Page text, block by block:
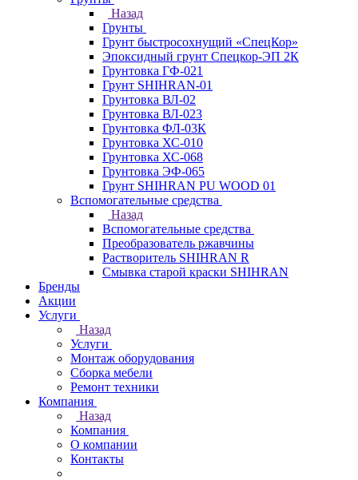
Назад
Грунты
Грунт быстросохнущий «СпецКор»
Эпоксидный грунт Спецкор-ЭП 2К
Грунтовка ГФ-021
Грунт SHIHRAN-01
Грунтовка ВЛ-02
Грунтовка ВЛ-023
Грунтовка ФЛ-03К
Грунтовка ХС-010
Грунтовка ХС-068
Грунтовка ЭФ-065
Грунт SHIHRAN PU WOOD 01
Вспомогательные средства
Назад
Вспомогательные средства
Преобразователь ржавчины
Растворитель SHIHRAN R
Смывка старой краски SHIHRAN
Бренды
Акции
Услуги
Назад
Услуги
Монтаж оборудования
Сборка мебели
Ремонт техники
Компания
Назад
Компания
О компании
Контакты